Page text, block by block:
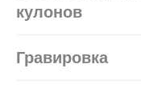
кулонов
Гравировка